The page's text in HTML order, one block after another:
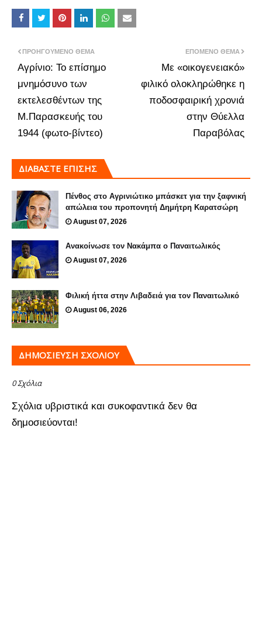
ΕΠΌΜΕΝΟ ΘΈΜΑ
Με «οικογενειακό»
φιλικό ολοκληρώθηκε η
ποδοσφαιρική χρονιά
στην Θύελλα
Παραβόλας
ΠΡΟΗΓΟΎΜΕΝΟ ΘΈΜΑ
Αγρίνιο: Το επίσημο
μνημόσυνο των
εκτελεσθέντων της
Μ.Παρασκευής του
1944 (φωτο-βίντεο)
ΔΙΑΒΑΣΤΕ ΕΠΙΣΗΣ
Πένθος στο Αγρινιώτικο μπάσκετ για την ξαφνική
απώλεια του προπονητή Δημήτρη Καρατσώρη
August 07, 2026
Ανακοίνωσε τον Νακάμπα ο Παναιτωλικός
August 07, 2026
Φιλική ήττα στην Λιβαδειά για τον Παναιτωλικό
August 06, 2026
ΔΗΜΟΣΊΕΥΣΗ ΣΧΟΛΊΟΥ
0 Σχόλια
Σχόλια υβριστικά και συκοφαντικά δεν θα
δημοσιεύονται!